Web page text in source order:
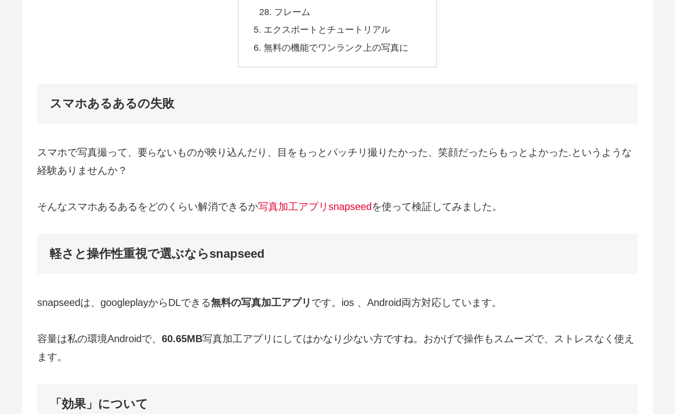
フレーム
エクスポートとチュートリアル
無料の機能でワンランク上の写真に
スマホあるあるの失敗
スマホで写真撮って、要ら ないものが映り込んだり、目をもっとパッチリ撮りたかった、笑顔だったらもっとよかった.というような
経験ありませんか？
そんなスマホあるあるをどのくらい解消できるか写真加工アプリsnapseed を使って検証してみました。
軽さと操作性重視で選ぶならsnapseed
snapseedは、googleplayからDLできる無料の写真加工アプリ です。ios 、Android両方対応しています。
容量は私の環境Androidで、 60.65MB写真加工アプリにしてはかなり少ない方ですね。おかげで操作もスムーズで、ストレスなく使え
ます。
「効果」について